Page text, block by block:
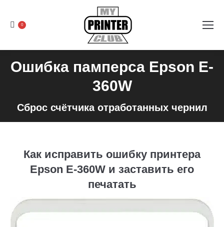
0
Ошибка памперса Epson E-
360W
Сброс счётчика отработанных чернил
Как исправить ошибку принтера
Epson E-360W и заставить его
печатать